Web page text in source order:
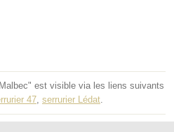
est visible via les liens suivants
47 serrurier Lédat